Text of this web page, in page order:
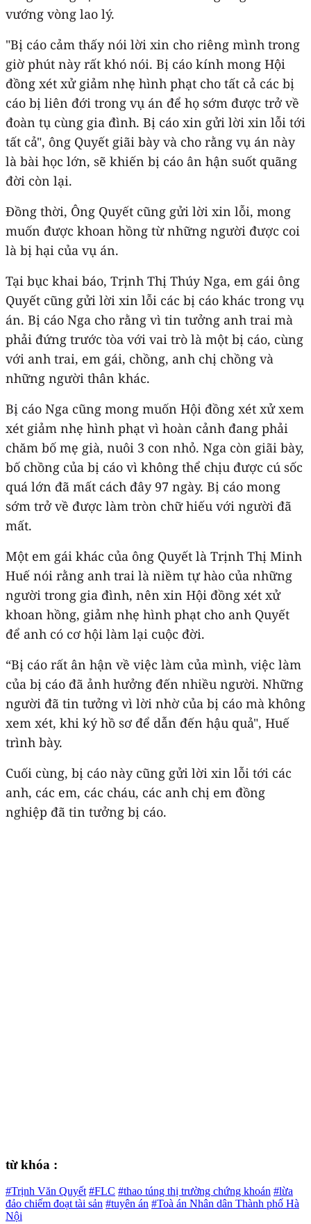
vướng vòng lao lý.
"Bị cáo cảm thấy nói lời xin cho riêng mình trong
giờ phút này rất khó nói. Bị cáo kính mong Hội
đồng xét xử giảm nhẹ hình phạt cho tất cả các bị
cáo bị liên đới trong vụ án để họ sớm được trở về
đoàn tụ cùng gia đình. Bị cáo xin gửi lời xin lỗi tới
tất cả", ông Quyết giãi bày và cho rằng vụ án này
là bài học lớn, sẽ khiến bị cáo ân hận suốt quãng
đời còn lại.
Đồng thời, Ông Quyết cũng gửi lời xin lỗi, mong
muốn được khoan hồng từ những người được coi
là bị hại của vụ án.
Tại bục khai báo, Trịnh Thị Thúy Nga, em gái ông
Quyết cũng gửi lời xin lỗi các bị cáo khác trong vụ
án. Bị cáo Nga cho rằng vì tin tưởng anh trai mà
phải đứng trước tòa với vai trò là một bị cáo, cùng
với anh trai, em gái, chồng, anh chị chồng và
những người thân khác.
Bị cáo Nga cũng mong muốn Hội đồng xét xử xem
xét giảm nhẹ hình phạt vì hoàn cảnh đang phải
chăm bố mẹ già, nuôi 3 con nhỏ. Nga còn giãi bày,
bố chồng của bị cáo vì không thể chịu được cú sốc
quá lớn đã mất cách đây 97 ngày. Bị cáo mong
sớm trở về được làm tròn chữ hiếu với người đã
mất.
Một em gái khác của ông Quyết là Trịnh Thị Minh
Huế nói rằng anh trai là niềm tự hào của những
người trong gia đình, nên xin Hội đồng xét xử
khoan hồng, giảm nhẹ hình phạt cho anh Quyết
để anh có cơ hội làm lại cuộc đời.
“Bị cáo rất ân hận về việc làm của mình, việc làm
của bị cáo đã ảnh hưởng đến nhiều người. Những
người đã tin tưởng vì lời nhờ của bị cáo mà không
xem xét, khi ký hồ sơ để dẫn đến hậu quả", Huế
trình bày.
Cuối cùng, bị cáo này cũng gửi lời xin lỗi tới các
anh, các em, các cháu, các anh chị em đồng
nghiệp đã tin tưởng bị cáo.
từ khóa :
#Trịnh Văn Quyết #FLC #thao túng thị trường chứng khoán #lừa
đảo chiếm đoạt tài sản #tuyên án #Toà án Nhân dân Thành phố Hà
Nội